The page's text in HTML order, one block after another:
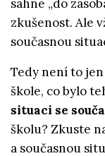
sáhne „do
zkušenost. Ale
současnou
Tedy není to jen
škole, co bylo
situaci se
školu? Zkuste
a současnou